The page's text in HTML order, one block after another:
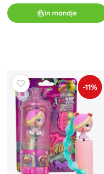
In mandje
-11%